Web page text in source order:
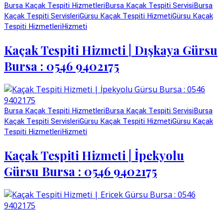
Bursa Kaçak Tespiti HizmetleriBursa Kaçak Tespiti ServisiBursa
Kaçak Tespiti ServisleriGürsu Kaçak Tespiti HizmetiGürsu Kaçak
Tespiti HizmetleriHizmeti
Kaçak Tespiti Hizmeti | Dışkaya Gürsu
Bursa : 0546 9402175
Bursa Kaçak Tespiti HizmetleriBursa Kaçak Tespiti ServisiBursa
Kaçak Tespiti ServisleriGürsu Kaçak Tespiti HizmetiGürsu Kaçak
Tespiti HizmetleriHizmeti
Kaçak Tespiti Hizmeti | İpekyolu
Gürsu Bursa : 0546 9402175